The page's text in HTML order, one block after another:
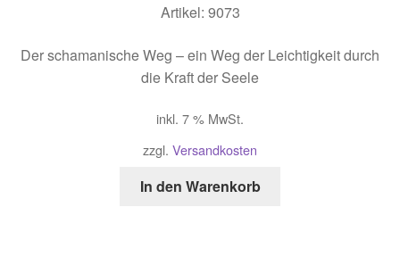
Artikel: 9073
Der schamanische Weg – ein Weg der Leichtigkeit durch
die Kraft der Seele
inkl. 7 % MwSt.
zzgl. Versandkosten
In den Warenkorb